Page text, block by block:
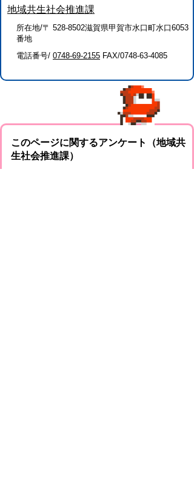
地域共生社会推進課
所在地/〒 528-8502滋賀県甲賀市水口町水口6053
番地
電話番号/ 0748-69-2155 FAX/0748-63-4085
このページに関するアンケート（地域共
生社会推進課）